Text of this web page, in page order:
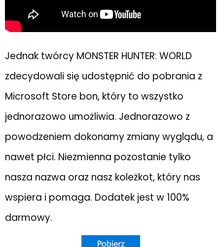
Jednak twórcy MONSTER HUNTER: WORLD
zdecydowali się udostępnić do pobrania z
Microsoft Store bon, który to wszystko
jednorazowo umożliwia. Jednorazowo z
powodzeniem dokonamy zmiany wyglądu, a
nawet płci. Niezmienna pozostanie tylko
nasza nazwa oraz nasz koleżkot, który nas
wspiera i pomaga. Dodatek jest w 100%
darmowy.